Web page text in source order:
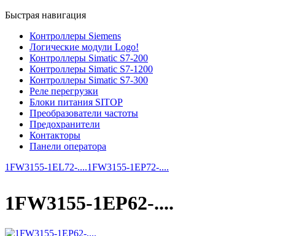
Быстрая навигация
Контроллеры Siemens
Логические модули Logo!
Контроллеры Simatic S7-200
Контроллеры Simatic S7-1200
Контроллеры Simatic S7-300
Реле перегрузки
Блоки питания SITOP
Преобразователи частоты
Предохранители
Контакторы
Панели оператора
1FW3155-1EL72-....1FW3155-1EP72-....
1FW3155-1EP62-....